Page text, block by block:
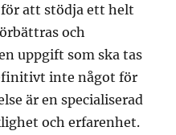
att stödja ett helt
och
uppgift som ska tas
inte något för
är en specialiserad
och erfarenhet.